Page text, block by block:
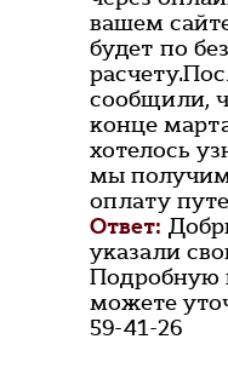
вашем
будет по
сообщили,
конце
хотелось
мы получим
оплату
Ответ:
указали
можете
59-41-26